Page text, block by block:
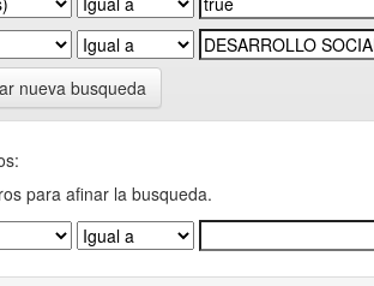
nueva busqueda
para afinar la busqueda.